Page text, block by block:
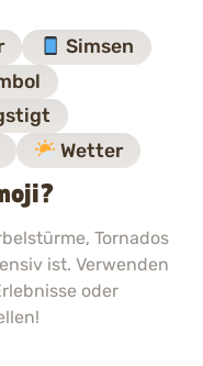
Simsen
Wetter
Tornados
ist. Verwenden
oder